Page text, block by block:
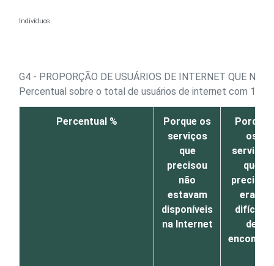
Indivíduos
G4 - PROPORÇÃO DE USUÁRIOS DE INTERNET QUE
Percentual sobre o total de usuários de internet com 16
Percentual %
Porque os
serviços
que
precisou
não
estavam
disponíveis
na Internet
Porque
os
serviços
que
precisou
eram
difíceis
de
encontrar